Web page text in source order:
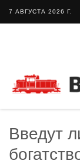
7 АВГУСТА 2026 Г.
Введут